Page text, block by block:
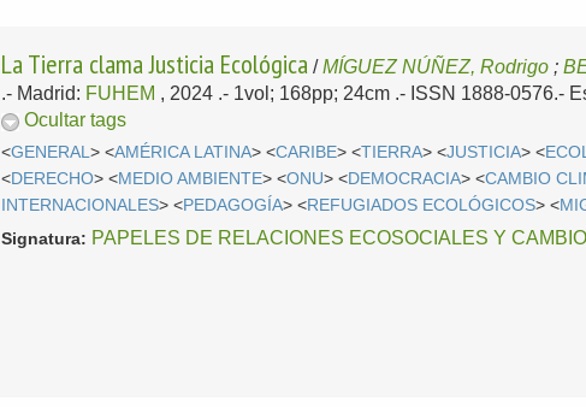
La Tierra clama Justicia Ecológica /MÍGUEZ NÚÑEZ, Rodrigo ;
.- Madrid: FUHEM , 2024 .- 1vol; 168pp; 24cm .- ISSN 1888-0576.-
Ocultar tags
<GENERAL> <AMÉRICA LATINA> <CARIBE> <TIERRA> <JUSTICIA> <
<DERECHO> <MEDIO AMBIENTE> <ONU> <DEMOCRACIA> <CAMBIO
INTERNACIONALES> <PEDAGOGÍA> <REFUGIADOS ECOLÓGICOS> <
Signatura: PAPELES DE RELACIONES ECOSOCIALES Y